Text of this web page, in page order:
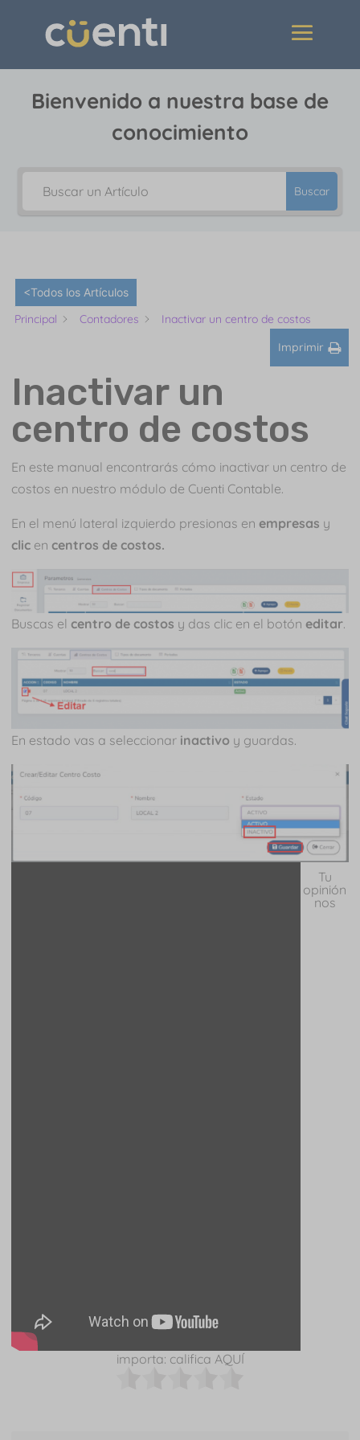
Bienvenido a nuestra base de
conocimiento
Buscar
<Todos los Artículos
Principal Contadores
Inactivar un centro de costos
Imprimir
Inactivar un
centro de costos
En este manual encontrarás cómo inactivar un centro de
costos en nuestro módulo de Cuenti Contable.
En el menú lateral izquierdo presionas en empresas y
clic en centros de costos.
Buscas el centro de costos y das clic en el botón editar.
En estado vas a seleccionar inactivo y guardas.
Tu
opinión
nos
importa: califica AQUÍ